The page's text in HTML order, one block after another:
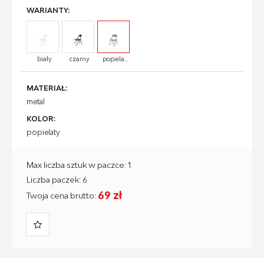
WARIANTY:
biały czarny popiela...
MATERIAŁ:
metal
KOLOR:
popielaty
Twoja cena brutto: 69 zł
Max liczba sztuk w paczce: 1
Liczba paczek: 6